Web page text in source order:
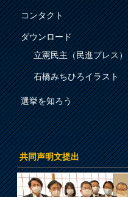
コンタクト
ダウンロード
立憲民主（民進プレス）
石橋みちひろイラスト
選挙を知ろう
共同声明文提出